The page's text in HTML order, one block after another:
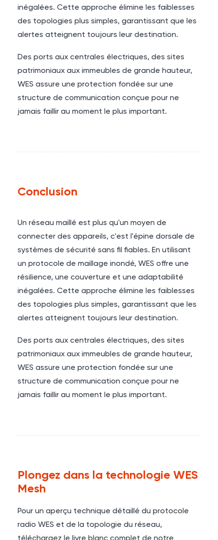
inégalées. Cette approche élimine les faiblesses
des topologies plus simples, garantissant que les
alertes atteignent toujours leur destination.
Des ports aux centrales électriques, des sites
patrimoniaux aux immeubles de grande hauteur,
WES assure une protection fondée sur une
structure de communication conçue pour ne
jamais faillir au moment le plus important.
Conclusion
Un réseau maillé est plus qu'un moyen de
connecter des appareils, c'est l'épine dorsale de
systèmes de sécurité sans fil fiables. En utilisant
un protocole de maillage inondé, WES offre une
résilience, une couverture et une adaptabilité
inégalées. Cette approche élimine les faiblesses
des topologies plus simples, garantissant que les
alertes atteignent toujours leur destination.
Des ports aux centrales électriques, des sites
patrimoniaux aux immeubles de grande hauteur,
WES assure une protection fondée sur une
structure de communication conçue pour ne
jamais faillir au moment le plus important.
Plongez dans la technologie WES
Mesh
Pour un aperçu technique détaillé du protocole
radio WES et de la topologie du réseau,